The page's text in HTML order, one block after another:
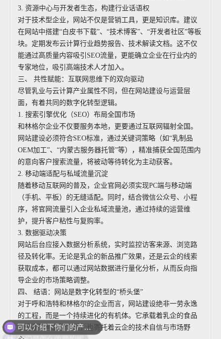
3. 资源中心与开发者生态，构建行业话语权
对于技术型企业，网站不仅是营销工具，更是知识库。建议
在网站中搭建“白皮书下载”、“技术博客”、“开发者社区”等板
块。定期发布云计算行业趋势报告、技术解读文档。这不仅
能通过高质量内容吸引SEO流量，更能确立企业在行业内的
专家地位，吸引高端技术人才加入。
三、 共性赋能：互联网思维下的双向驱动
尽管乳业与云计算产业属性不同，但在网站建设与运营层
面，有着共同的数字化转型逻辑。
1. 搜索引擎优化（SEO）布局全国市场
和林格尔企业不仅要服务本地，更要通过互联网辐射全国。
网站建设必须符合SEO标准，通过关键词策略（如“乳制品
OEM加工”、“内蒙古服务器托管”等），精准捕获全国范围内
的意向客户搜索流量，将被动等待转化为主动获客。
2. 移动端适配与私域流量沉淀
随着移动互联网的普及，企业官网必须实现PC端与移动端
（手机、平板）的无缝适配。同时，结合微信公众号、小程
序，将官网流量引入企业私域流量池，通过持续的运营维
护，提升客户粘性与复购率。
3. 数据驱动决策
网站后台应接入数据分析系统，实时监控访客来源、浏览路
径及转化率。无论是乳企的新品推广效果，还是云企的线索
获取成本，都可以通过网站数据进行量化分析，从而反向指
导企业的市场策略调整。
四、 结语：网站是数字化转型的“桥头堡”
对于呼和浩特和林格尔的企业而言，网站建设绝非一劳永逸
的工程，而是一个持续进化的有机体。它承载着乳企的食品
安全承诺与品牌梦想，也寄托着云企的技术自信与市场野
可以介绍下你们的产品么
你们是怎么收费的呢